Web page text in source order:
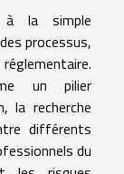
la simple
processus,
un pilier
la recherche
différents
du